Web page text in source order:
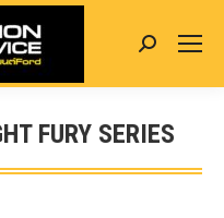
Search:
FURY SERIES
are here: